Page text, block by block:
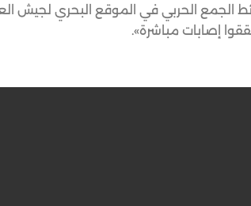
مجاهدو المقاومة الإسلامية بتاريخ 25/10/2023 وسائط الجمع الحربي في
إصابات مباشرة».